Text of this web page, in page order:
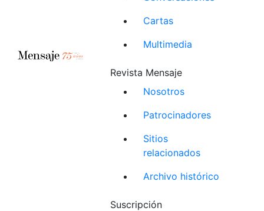
Cartas
Multimedia
Revista Mensaje
Nosotros
Patrocinadores
Sitios
relacionados
Archivo histórico
Suscripción